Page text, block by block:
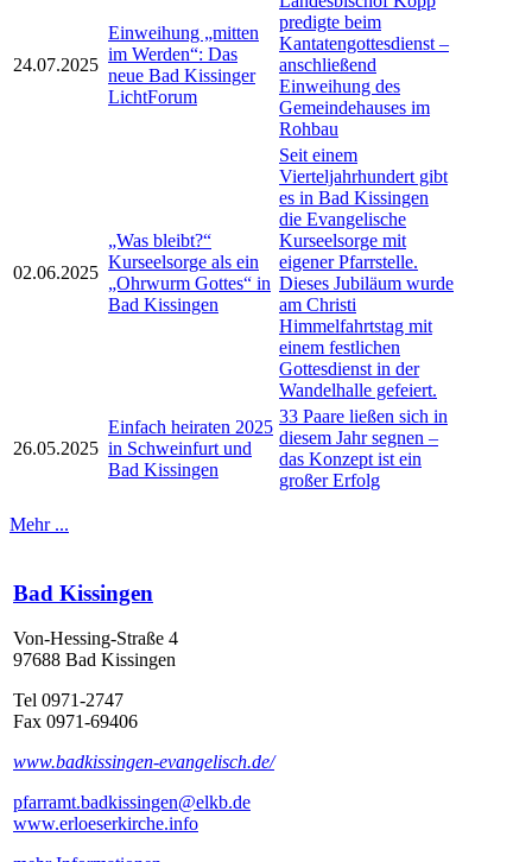
24.07.2025
Einweihung „mitten
im Werden“: Das
neue Bad Kissinger
LichtForum
predigte beim
Kantatengottesdienst –
anschließend
Einweihung des
Gemeindehauses im
Rohbau
02.06.2025
„Was bleibt?“
Kurseelsorge als ein
„Ohrwurm Gottes“ in
Bad Kissingen
Seit einem
Vierteljahrhundert gibt
es in Bad Kissingen
die Evangelische
Kurseelsorge mit
eigener Pfarrstelle.
Dieses Jubiläum wurde
am Christi
Himmelfahrtstag mit
einem festlichen
Gottesdienst in der
Wandelhalle gefeiert.
26.05.2025
Einfach heiraten 2025
in Schweinfurt und
Bad Kissingen
33 Paare ließen sich in
diesem Jahr segnen –
das Konzept ist ein
großer Erfolg
Mehr ...
Bad Kissingen
Von-Hessing-Straße 4
97688 Bad Kissingen
Tel 0971-2747
Fax 0971-69406
www.badkissingen-evangelisch.de/
pfarramt.badkissingen@elkb.de
www.erloeserkirche.info